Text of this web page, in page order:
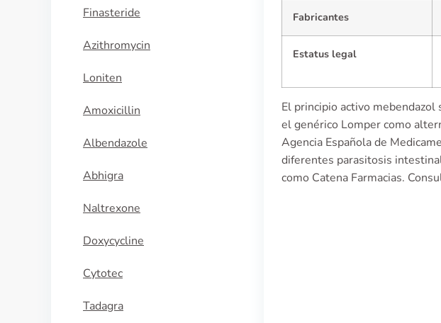
Finasteride
Azithromycin
Loniten
Amoxicillin
Albendazole
Abhigra
Naltrexone
Doxycycline
Cytotec
Tadagra
Fabricantes
Estatus legal
El principio activo
el genérico Lomper como
Agencia Española de
diferentes parasitosis
como Catena Farmacias.